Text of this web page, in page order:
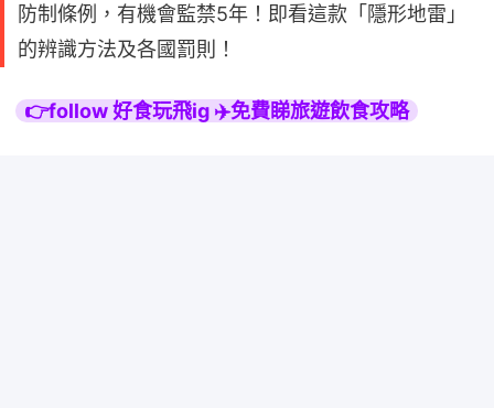
防制條例，有機會監禁5年！即看這款「隱形地雷」
的辨識方法及各國罰則！
👉follow 好食玩飛ig ✈️免費睇旅遊飲食攻略